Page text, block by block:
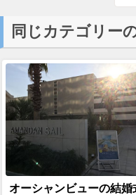
同じカテゴリー
オーシャンビューの結婚